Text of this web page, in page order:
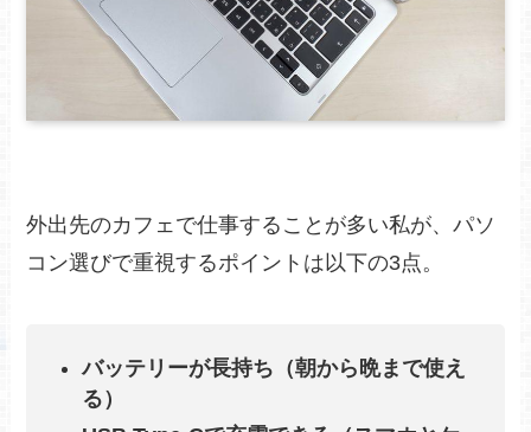
外出先のカフェで仕事することが多い私が、パソ
コン選びで重視するポイントは以下の3点。
バッテリーが長持ち（朝から晩まで使え
る）